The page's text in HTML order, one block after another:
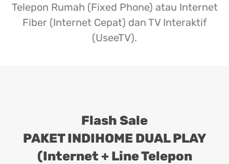
Telepon Rumah (Fixed Phone) atau Internet
Fiber (Internet Cepat) dan TV Interaktif
(UseeTV).
Flash Sale
PAKET INDIHOME DUAL PLAY
(Internet + Line Telepon